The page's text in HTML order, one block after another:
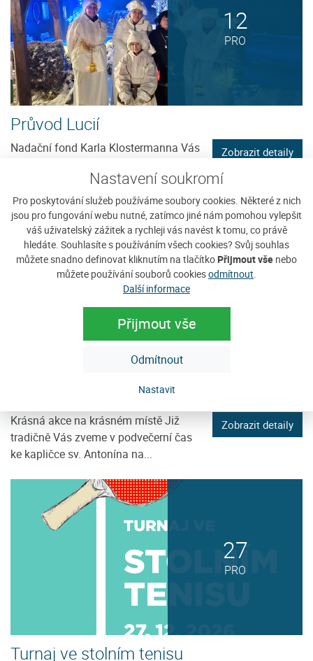
Nastavení soukromí
Pro poskytování služeb používáme soubory cookies. Některé z nich
jsou pro fungování webu nutné, zatímco jiné nám pomohou vylepšit
váš uživatelský zážitek a rychleji vás navést k tomu, co právě
hledáte. Souhlasíte s používáním všech cookies? Svůj souhlas
můžete snadno definovat kliknutím na tlačítko Přijmout vše nebo
můžete používání souborů cookiesodmítnout.
Další informace
Přijmout vše
Odmítnout
Nastavit
12
PRO
Průvod Lucií
Nadační fond Karla Klostermanna Vás
na Javorníku, který se koná...
Zobrazit detaily
12
Krásná akce na krásném místě Již
tradičně Vás zveme v podvečerní čas
ke kapličce sv. Antonína na...
Zobrazit detaily
27
PRO
Turnaj ve stolním tenisu